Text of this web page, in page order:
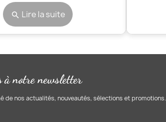
search Lire la suite
à notre newsletter
de nos actualités, nouveautés, sélections et promotions.